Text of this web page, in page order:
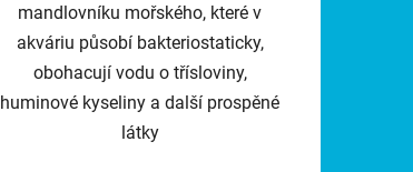
mandlovníku mořského, které v
akváriu působí bakteriostaticky,
obohacují vodu o třísloviny,
huminové kyseliny a další prospěné
látky